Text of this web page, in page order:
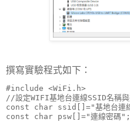
撰寫實驗程式如下：
#include <WiFi.h>
//設定WIFI基地台連線SSID名稱與
const char ssid[]="基地台連
const char psw[]="連線密碼";